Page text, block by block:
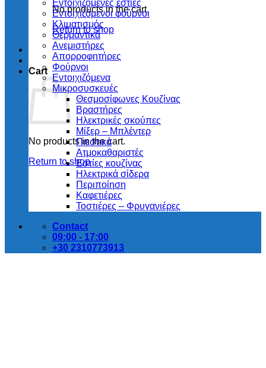
No products in the cart.
Return to shop
Cart
No products in the cart.
Return to shop
Εντοιχιζόμενες εστίες
Εντοιχιζόμενοι φούρνοι
Κλιματισμός
Θερμαντικά
Ανεμιστήρες
Απορροφητήρες
Φούρνοι
Εντoιχιζόμενα
Μικροσυσκευές
Θεσμοσίφωνες Κουζίνας
Βραστήρες
Ηλεκτρικές σκούπες
Μίξερ – Μπλέντερ
Πιεστικά
Ατμοκαθαριστές
Εστίες κουζίνας
Ηλεκτρικά σίδερα
Περιποίηση
Καφετιέρες
Τοστιέρες – Φρυγανιέρες
Contact
09:00 - 17:00
+30 2310773913